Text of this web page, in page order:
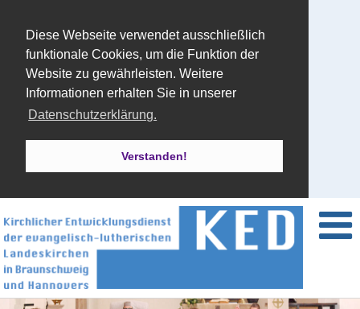
Diese Webseite verwendet ausschließlich
funktionale Cookies, um die Funktion der
Website zu gewährleisten. Weitere
Informationen erhalten Sie in unserer
Datenschutzerklärung.
Verstanden!